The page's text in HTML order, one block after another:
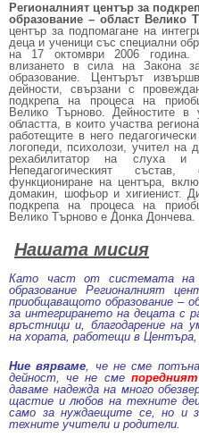
Регионалният център за
образование – област Велико
център за подпомагане на
деца и ученици със специални
на 17 октомври 2006 година.
влизането в сила на Закона
образование. Центърът
дейности, свързани с
подкрепа на процеса на
Велико Търново. Дейностите в
областта, в които участва
работещите в него
логопеди, психолози, учител на
рехабилитатор на слуха и
Непедагогическият
функциониране на центъра,
домакин, шофьор и хигиенист.
подкрепа на процеса на
Велико Търново е Донка Дончева.
Нашата мисия
Като част от системата на
образование Регионалният
приобщаващото образование –
за интегрирането на децата с
връстници и, благодарение на
на хората, работещи в
Ние вярваме, че не сме
дейност, че не сме
даваме надежда на много
щастие и любов на техните
само за нуждаещите се, но и
техните учители и родители.